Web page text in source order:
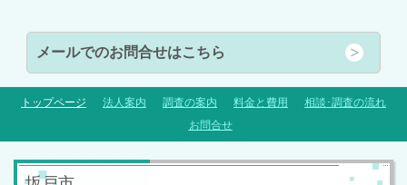
メールでのお問合せはこちら
トップページ 法人案内 調査の案内 料金と費用
相談･調査の流れ
お問合せ